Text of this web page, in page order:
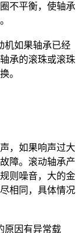
不平衡，使轴承
如果轴承已经
承的滚珠或滚珠
。
，如果响声过大
障。滚动轴承产
则噪音，大的金
相同，具体情况
因有异常载